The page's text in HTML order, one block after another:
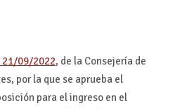
21/09/2022, de la Consejería de
por la que se aprueba el
para el ingreso en el